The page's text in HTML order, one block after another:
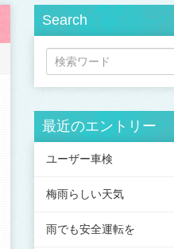
Search
最近のエントリー
ユーザー車検
梅雨らしい天気
雨でも安全運転を